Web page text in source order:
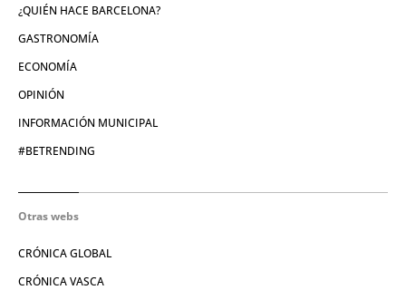
¿QUIÉN HACE BARCELONA?
GASTRONOMÍA
ECONOMÍA
OPINIÓN
INFORMACIÓN MUNICIPAL
#BETRENDING
Otras webs
CRÓNICA GLOBAL
CRÓNICA VASCA